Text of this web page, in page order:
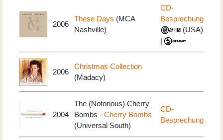
2006
These Days (MCA
Nashville)
CD-
Besprechung
(USA)
|
2006
Christmas Collection
(Madacy)
2004
The (Notorious) Cherry
Bombs - Cherry Bombs
(Universal South)
CD-
Besprechung